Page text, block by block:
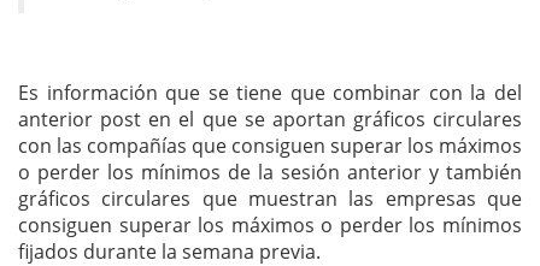
Es información que se tiene que combinar con la del
anterior post en el que se aportan gráficos circulares
con las compañías que consiguen superar los máximos
o perder los mínimos de la sesión anterior y también
gráficos circulares que muestran las empresas que
consiguen superar los máximos o perder los mínimos
fijados durante la semana previa.